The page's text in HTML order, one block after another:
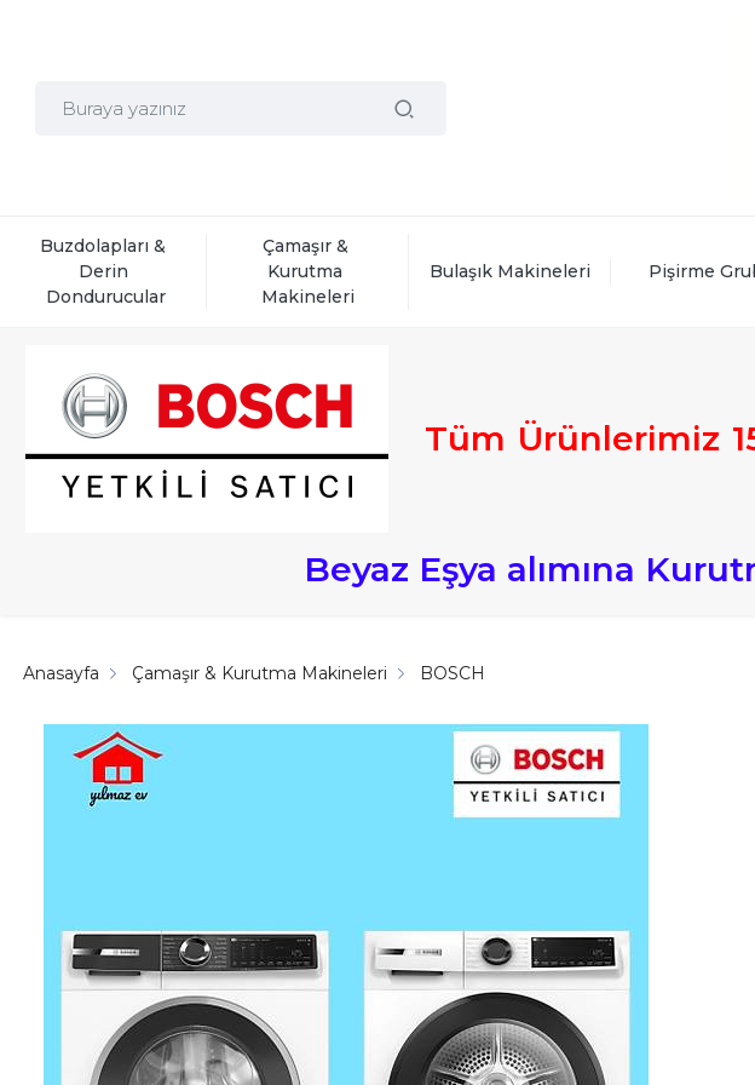
Buzdolapları &
Derin
Dondurucular
Çamaşır &
Kurutma
Makineleri
Bulaşık Makineleri Pişirme
Tüm Ürünlerimiz
Beyaz Eşya alımına
Anasayfa Çamaşır & Kurutma Makineleri BOSCH